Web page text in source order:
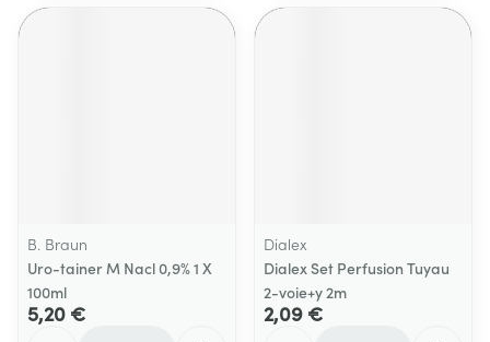
B. Braun
Uro-tainer M Nacl 0,9% 1 X
100ml
5,20 €
Dialex
Dialex Set Perfusion Tuyau
2-voie+y 2m
2,09 €